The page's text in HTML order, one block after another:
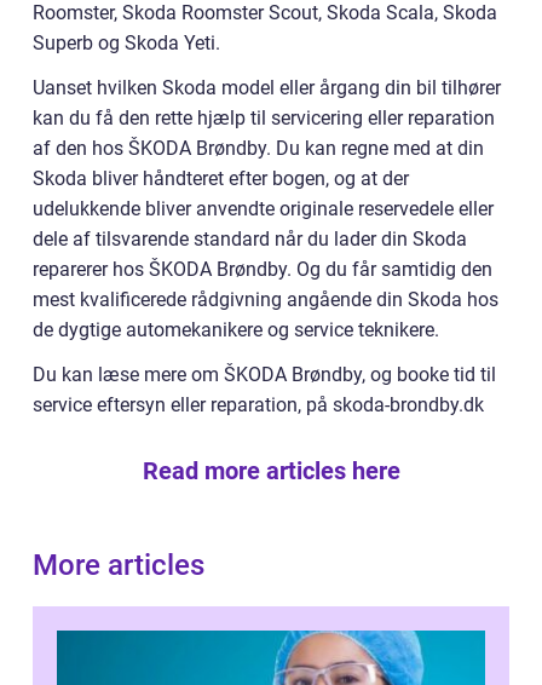
Roomster, Skoda Roomster Scout, Skoda Scala, Skoda
Superb og Skoda Yeti.
Uanset hvilken Skoda model eller årgang din bil tilhører
kan du få den rette hjælp til servicering eller reparation
af den hos ŠKODA Brøndby. Du kan regne med at din
Skoda bliver håndteret efter bogen, og at der
udelukkende bliver anvendte originale reservedele eller
dele af tilsvarende standard når du lader din Skoda
reparerer hos ŠKODA Brøndby. Og du får samtidig den
mest kvalificerede rådgivning angående din Skoda hos
de dygtige automekanikere og service teknikere.
Du kan læse mere om ŠKODA Brøndby, og booke tid til
service eftersyn eller reparation, på skoda-brondby.dk
Read more articles here
More articles